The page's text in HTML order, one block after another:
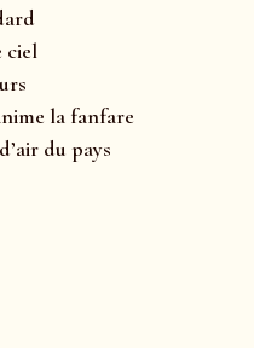
ciel
la fanfare
du pays